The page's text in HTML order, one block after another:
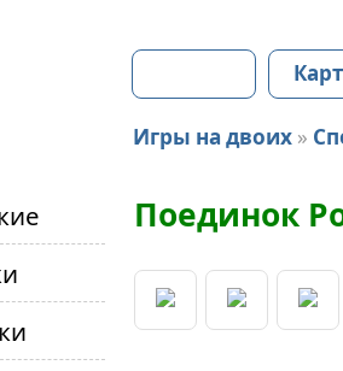
Игры на двоих »
Поединок